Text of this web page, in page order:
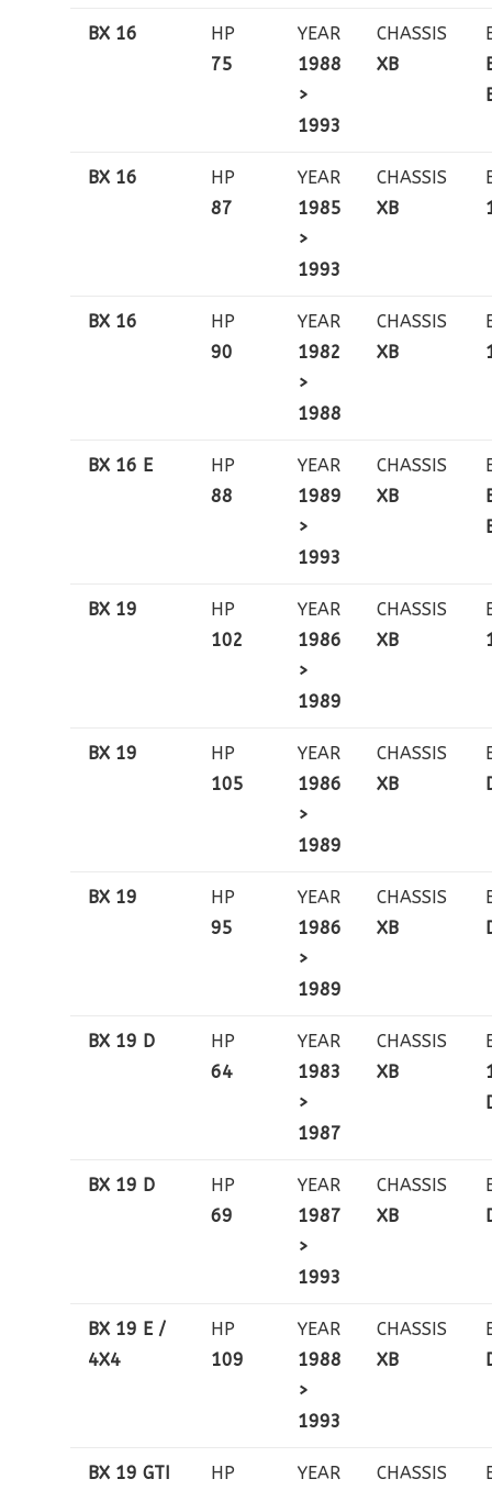
BX 16
HP
75
YEAR
1988
>
1993
CHASSIS
XB
BX 16
HP
87
YEAR
1985
>
1993
CHASSIS
XB
BX 16
HP
90
YEAR
1982
>
1988
CHASSIS
XB
BX 16 E
HP
88
YEAR
1989
>
1993
CHASSIS
XB
BX 19
HP
102
YEAR
1986
>
1989
CHASSIS
XB
BX 19
HP
105
YEAR
1986
>
1989
CHASSIS
XB
BX 19
HP
95
YEAR
1986
>
1989
CHASSIS
XB
BX 19 D
HP
64
YEAR
1983
>
1987
CHASSIS
XB
BX 19 D
HP
69
YEAR
1987
>
1993
CHASSIS
XB
BX 19 E /
4X4
HP
109
YEAR
1988
>
1993
CHASSIS
XB
BX 19 GTI HP YEAR CHASSIS